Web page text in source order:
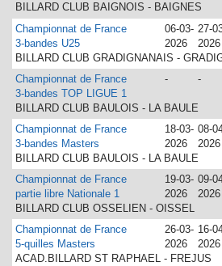
BILLARD CLUB BAIGNOIS - BAIGNES
Championnat de France
3-bandes U25
06-03-
2026
27-
2026
BILLARD CLUB GRADIGNANAIS -
Championnat de France
3-bandes TOP LIGUE 1
- -
BILLARD CLUB BAULOIS - LA BAULE
Championnat de France
3-bandes Masters
18-03-
2026
08-
2026
BILLARD CLUB BAULOIS - LA BAULE
Championnat de France
partie libre Nationale 1
19-03-
2026
09-
2026
BILLARD CLUB OSSELIEN - OISSEL
Championnat de France
5-quilles Masters
26-03-
2026
16-
2026
ACAD.BILLARD ST RAPHAEL - FREJUS